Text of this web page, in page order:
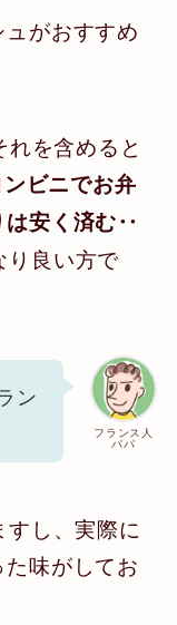
がおすすめ
を含めると
ンビニでお弁
は安く済む‥
り良い方で
フランス人
パパ
ン
し、実際に
味がしてお